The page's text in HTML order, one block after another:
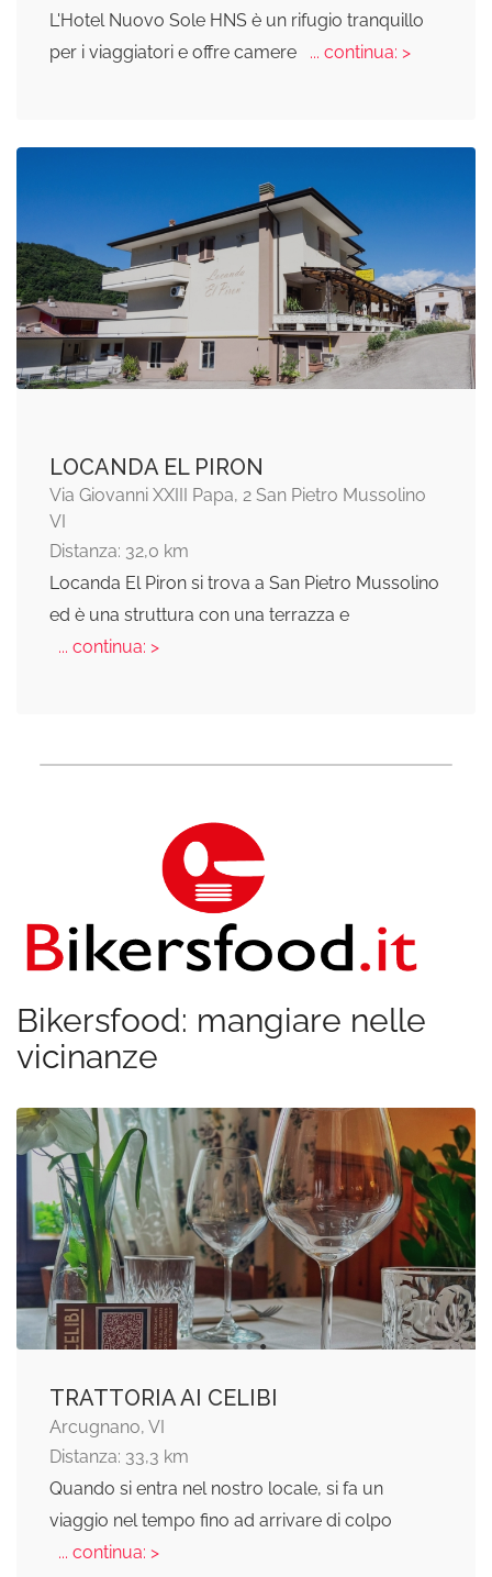
L'Hotel Nuovo Sole HNS è un rifugio tranquillo
per i viaggiatori e offre camere
... continua: >
LOCANDA EL PIRON
Via Giovanni XXIII Papa, 2 San Pietro Mussolino
VI
Distanza: 32,0 km
Locanda El Piron si trova a San Pietro Mussolino
ed è una struttura con una terrazza e
... continua: >
Bikersfood: mangiare nelle
vicinanze
TRATTORIA AI CELIBI
Arcugnano, VI
Distanza: 33,3 km
Quando si entra nel nostro locale, si fa un
viaggio nel tempo fino ad arrivare di colpo
... continua: >